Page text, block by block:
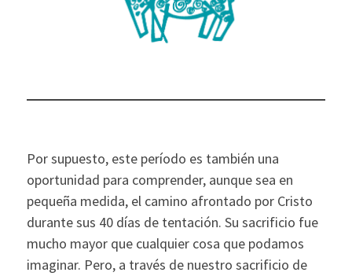
Por supuesto, este período es también una
oportunidad para comprender, aunque sea en
pequeña medida, el camino afrontado por Cristo
durante sus 40 días de tentación. Su sacrificio fue
mucho mayor que cualquier cosa que podamos
imaginar. Pero, a través de nuestro sacrificio de